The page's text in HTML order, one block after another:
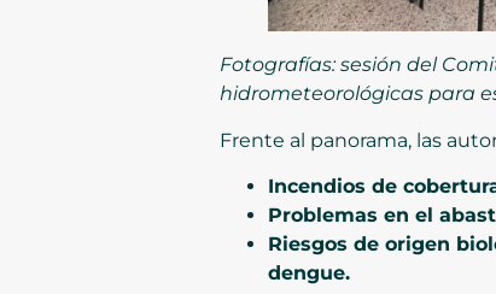
Fotografías: sesión del
hidrometeorológicas para
Frente al panorama, las
Incendios de
Problemas en el
Riesgos de origen
dengue.